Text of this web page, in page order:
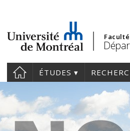
ÉTUDES